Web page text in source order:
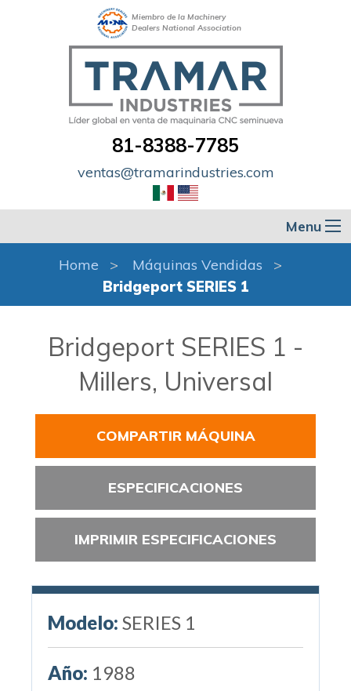
Miembro de la Machinery
Dealers National Association
81-8388-7785
ventas@tramarindustries.com
Menu
Home
Máquinas Vendidas
Bridgeport SERIES 1
Bridgeport SERIES 1 -
Millers, Universal
COMPARTIR MÁQUINA
ESPECIFICACIONES
IMPRIMIR ESPECIFICACIONES
Modelo: SERIES 1
Año: 1988